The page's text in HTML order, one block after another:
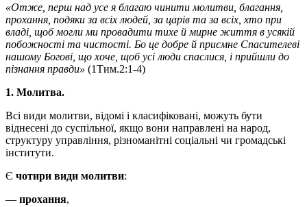
«Отже, перш над усе я благаю чинити молитви, благання,
прохання, подяки за всіх людей, за царів та за всіх, хто при
владі, щоб могли ми провадити тихе й мирне життя в усякій
побожності та чистості. Бо це добре й приємне Спасителеві
нашому Богові, що хоче, щоб усі люди спаслися, і прийшли до
пізнання правди» (1Тим.2:1-4)
1. Молитва.
Всі види молитви, відомі і класифіковані, можуть бути
віднесені до суспільної, якщо вони направлені на народ,
структуру управління, різноманітні соціальні чи громадські
інститути.
Є чотири види молитви:
— прохання,